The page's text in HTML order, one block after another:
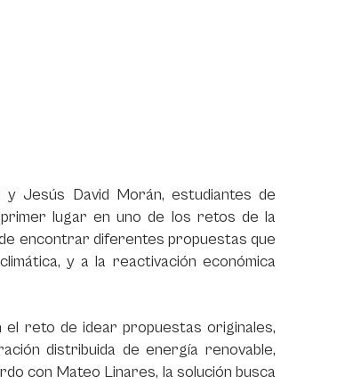
y Jesús David Morán, estudiantes de
lugar en uno de los retos de la
encontrar diferentes propuestas que
y a la reactivación económica
el reto de idear propuestas originales,
distribuida de energía renovable,
con Mateo Linares, la solución busca